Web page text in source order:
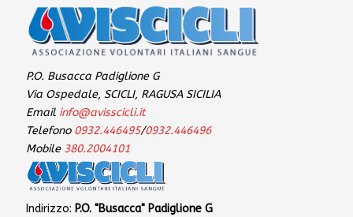
P.O. Busacca Padiglione G
Via Ospedale, SCICLI, RAGUSA SICILIA
Email info@avisscicli.it
Telefono 0932.446495/0932.446496
Mobile 380.2004101
Indirizzo: P.O. "Busacca" Padiglione G